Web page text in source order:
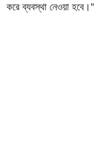
করে ব্যবস্থা নেওয়া হবে।”